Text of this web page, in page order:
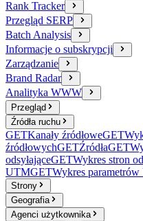
Rank Tracker
Przegląd SERP
Batch Analysis
Informacje o subskrypcji
Zarządzanie
Brand Radar
Analityka WWW
Przegląd
Źródła ruchu
GETKanały źródłoweGET
źródłowychGETŹródłaGET
odsyłająceGETWykres stron
UTMGETWykres
Strony
Geografia
Agenci użytkownika